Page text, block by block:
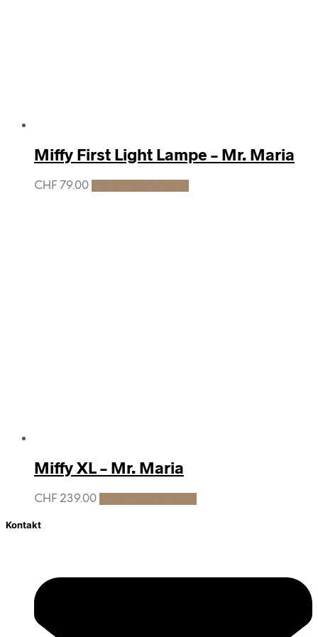
Miffy First Light Lampe – Mr. Maria
CHF 79.00
Miffy XL – Mr. Maria
CHF 239.00
Kontakt